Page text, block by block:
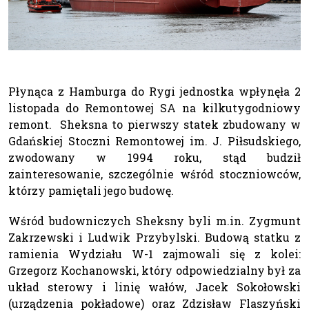
Płynąca z Hamburga do Rygi jednostka wpłynęła 2
listopada do Remontowej SA na kilkutygodniowy
remont. Sheksna to pierwszy statek zbudowany w
Gdańskiej Stoczni Remontowej im. J. Piłsudskiego,
zwodowany w 1994 roku, stąd budził
zainteresowanie, szczególnie wśród stoczniowców,
którzy pamiętali jego budowę.
Wśród budowniczych Sheksny byli m.in. Zygmunt
Zakrzewski i Ludwik Przybylski. Budową statku z
ramienia Wydziału W-1 zajmowali się z kolei:
Grzegorz Kochanowski, który odpowiedzialny był za
układ sterowy i linię wałów, Jacek Sokołowski
(urządzenia pokładowe) oraz Zdzisław Flaszyński